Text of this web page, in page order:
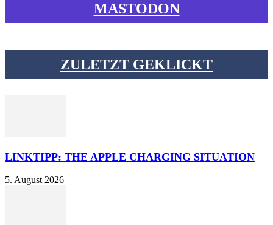
MASTODON
ZULETZT GEKLICKT
LINKTIPP: THE APPLE CHARGING SITUATION
5. August 2026